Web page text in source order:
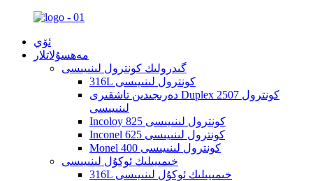
ئۆي
مەھسۇلاتلار
گىدرولىك كونترول لىنىيىسى
316L كونترول لىنىيىسى
دەرىجىدىن تاشقىرى Duplex 2507 كونترول
لىنىيىسى
Incoloy 825 كونترول لىنىيىسى
Inconel 625 كونترول لىنىيىسى
Monel 400 كونترول لىنىيىسى
خىمىيىلىك ئوكۇل لىنىيىسى
316L خىمىيىلىك ئوكۇل لىنىيىسى